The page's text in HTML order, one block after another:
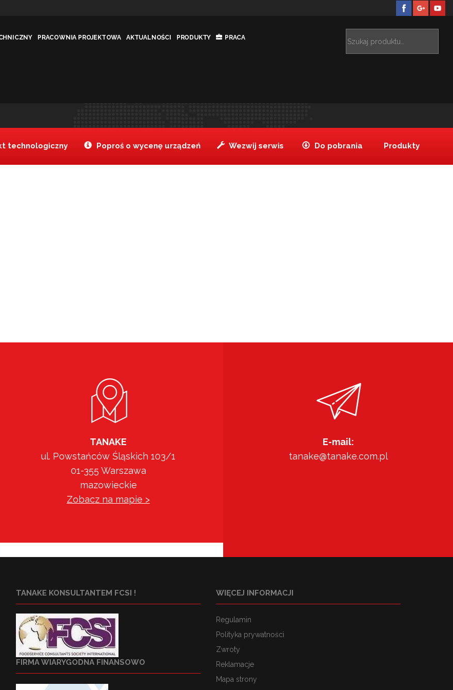
PRACOWNIA PROJEKTOWA AKTUALNOŚCI PRODUKTY PRACA
technologiczny Poproś o wycenę urządzeń Wezwij serwis Do pobrania Produkty
TANAKE
ul. Powstańców Śląskich 103/1
01-355 Warszawa
mazowieckie
Zobacz na mapie >
E-mail:
tanake@tanake.com.pl
TANAKE KONSULTANTEM FCSI !
FIRMA WIARYGODNA FINANSOWO
WIĘCEJ INFORMACJI
Regulamin
Polityka prywatności
Zwroty
Reklamacje
Mapa strony